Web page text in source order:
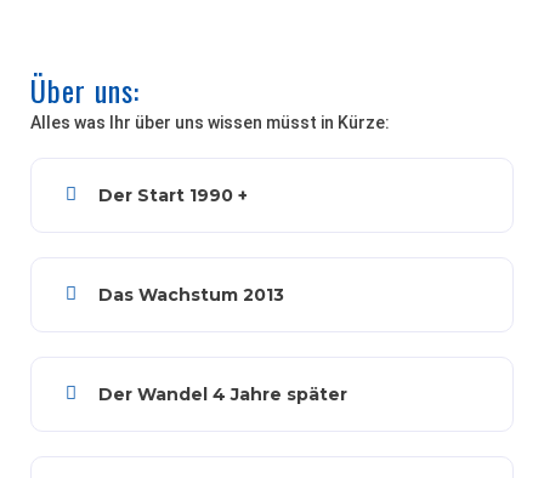
Über uns:
Alles was Ihr über uns wissen müsst in Kürze:
Der Start 1990 +
Das Wachstum 2013
Der Wandel 4 Jahre später